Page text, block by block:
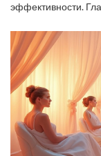
эффективности.